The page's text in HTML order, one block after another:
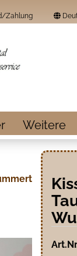
Zahlung
Passwort
erstellen
Passwort
Weitere